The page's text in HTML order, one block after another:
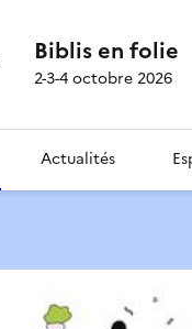
Biblis en folie
2-3-4 octobre 2026
Actualités